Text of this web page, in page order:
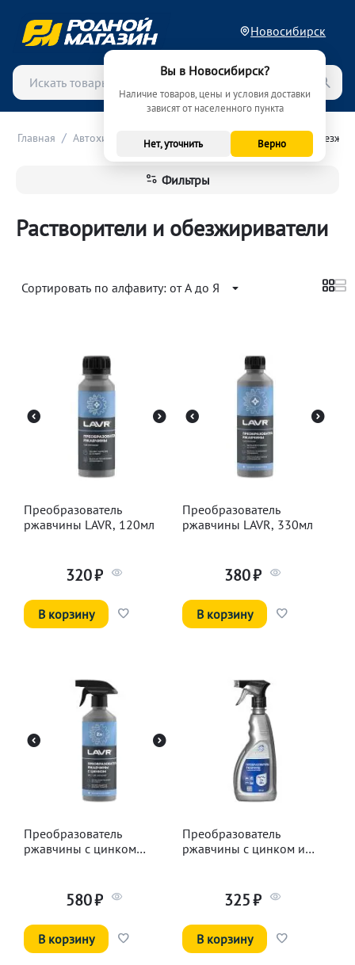
Новосибирск
Вы в Новосибирск?
Наличие товаров, цены и условия доставки
зависят от населенного пункта
Нет, уточнить Верно
Главная / Автохимия и автокосметика Растворители и
Фильтры
Растворители и обезжириватели
Сортировать по алфавиту: от А до Я
Преобразователь
ржавчины LAVR, 120мл
320₽
В корзину
Преобразователь
ржавчины LAVR, 330мл
380₽
В корзину
Преобразователь
ржавчины с цинком
580₽
В корзину
Преобразователь
ржавчины с цинком и
325₽
В корзину